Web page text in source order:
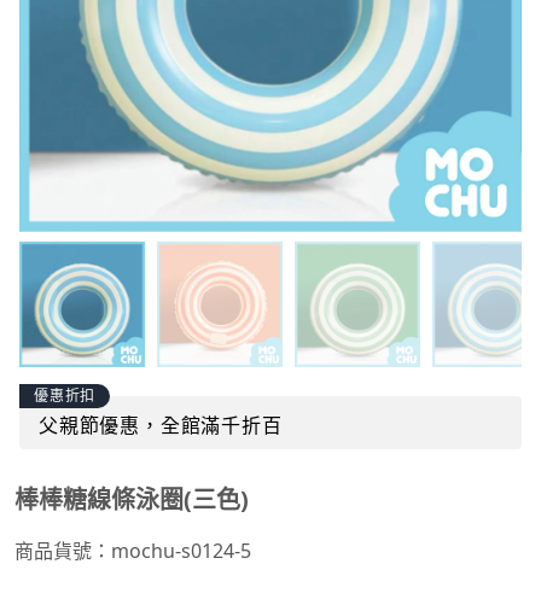
優惠折扣
父親節優惠，全館滿千折百
棒棒糖線條泳圈(三色)
商品貨號： mochu-s0124-5